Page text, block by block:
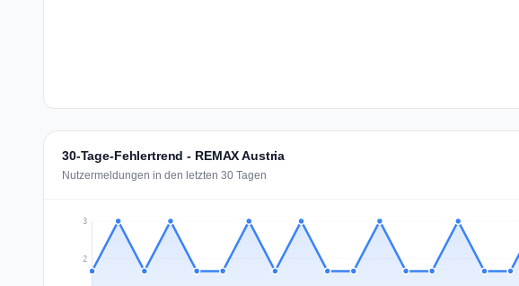
30-Tage-Fehlertrend - REMAX Austria
Nutzermeldungen in den letzten 30 Tagen
2
3